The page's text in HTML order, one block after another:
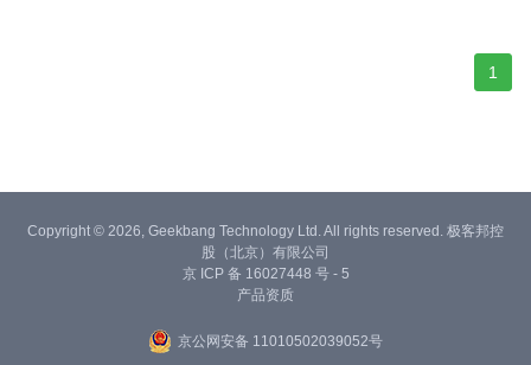
1
Copyright © 2026, Geekbang Technology Ltd. All rights reserved. 极客邦控
股（北京）有限公司
京 ICP 备 16027448 号 - 5
产品资质
京公网安备 11010502039052号